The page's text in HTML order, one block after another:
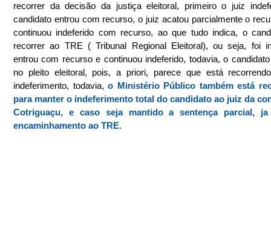
recorrer da decisão da justiça eleitoral, primeiro o juiz
candidato entrou com recurso, o juiz acatou parcialmente o
continuou indeferido com recurso, ao que tudo indica, o
recorrer ao TRE ( Tribunal Regional Eleitoral), ou seja, foi
entrou com recurso e continuou indeferido, todavia, o
no pleito eleitoral, pois, a priori, parece que está
indeferimento, todavia, o Ministério Público também está
para manter o indeferimento total do candidato ao juiz da
Cotriguaçu, e caso seja mantido a sentença parcial,
encaminhamento ao TRE.